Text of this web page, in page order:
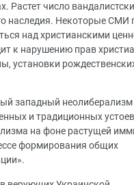
Растет число
наследия. Некоторые СМИ
над христианскими
к нарушению прав
установки
западный неолиберализм
и традиционных устоев
на фоне растущей
формирования общих